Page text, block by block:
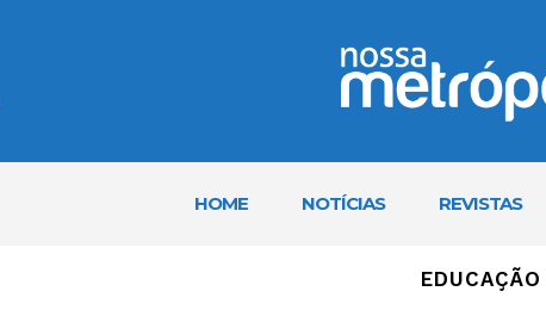
HOME NOTÍCIAS REVISTAS
EDUCAÇÃO